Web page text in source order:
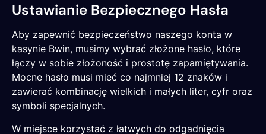
Ustawianie Bezpiecznego Hasła
Aby zapewnić bezpieczeństwo naszego konta w
kasynie Bwin, musimy wybrać złożone hasło, które
łączy w sobie złożoność i prostotę zapamiętywania.
Mocne hasło musi mieć co najmniej 12 znaków i
zawierać kombinację wielkich i małych liter, cyfr oraz
symboli specjalnych.
W miejsce korzystać z łatwych do odgadnięcia